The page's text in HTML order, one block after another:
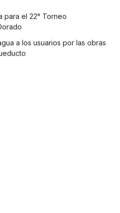
para el 22° Torneo
a los usuarios por las obras